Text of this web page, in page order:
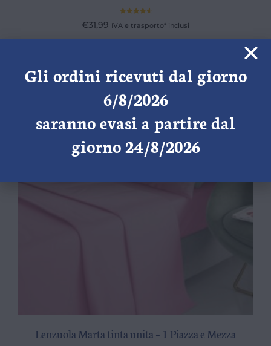
4.80
su 5
€31,99 IVA e trasporto* inclusi
Lenzuola Marta tinta unita – 1 Piazza e Mezza
Gli ordini ricevuti dal giorno
6/8/2026
saranno evasi a partire dal
giorno 24/8/2026